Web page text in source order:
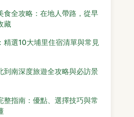
食全攻略：在地人帶路，從早
藏
精選10大埔里住宿清單與常見
到南深度旅遊全攻略與必訪景
整指南：優點、選擇技巧與常